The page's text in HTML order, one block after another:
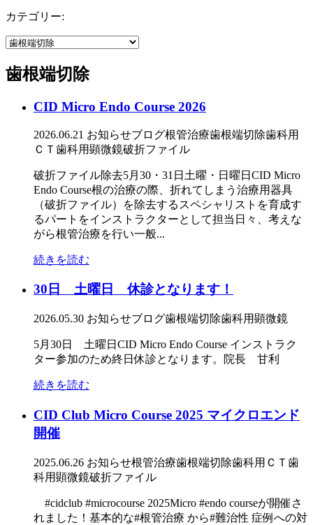
カテゴリー:
歯根端切除
CID Micro Endo Course 2026
2026.06.21 お知らせブログ根管治療歯根端切除歯科用
ＣＴ 歯科用顕微鏡破折ファイル
破折ファイル除去5月30・31日土曜・日曜日CID Micro
Endo Course根の治療の際、折れてしまう治療用器具
（破折ファイル）を除去するスペシャリストを育成す
るパートをインストラクターとして担当日々、考えな
がら根管治療を行い一般...
続きを読む
30日 土曜日 休診となります！
2026.05.30 お知らせブログ歯根端切除歯科用顕微鏡
5月30日 土曜日CID Micro Endo Course インストラク
ター参加のため終日休診となります。院長 甘利
続きを読む
CID Club Micro Course 2025 マイクロエンド
開催
2025.06.26 お知らせ根管治療歯根端切除歯科用ＣＴ 歯
科用顕微鏡破折ファイル
#cidclub #microcourse 2025Micro #endo courseが開催さ
れました！基本的な#根管治療 から#難治性 症例への対